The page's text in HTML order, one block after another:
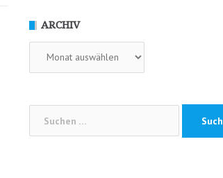
ARCHIV
nach: